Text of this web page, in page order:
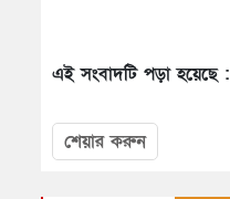
এই সংবাদটি পড়া হয়েছে :
শেয়ার করুন